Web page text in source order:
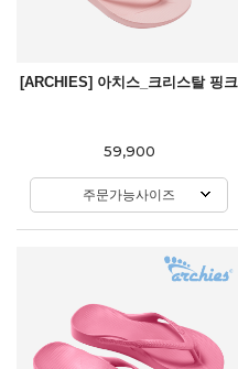
[ARCHIES] 아치스_크리스탈 핑크
59,900
주문가능사이즈